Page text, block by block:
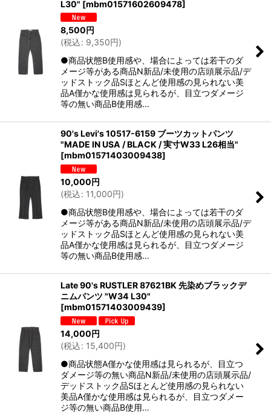
L30" [mbm01571602609478]
8,500円
(税込: 9,350円)
●商品状態B使用感や、場合によっては若干のダ
メージ等がある商品N新品/未使用の店頭展示品/デ
ッドストック品Sほとんど使用感の見られない美
品A僅かな使用感は見られるが、目立つダメージ
等の無い商品B使用感…
90's Levi's 10517-6159 ブーツカットパンツ
"MADE IN USA / BLACK / 実寸W33 L26相当"
[mbm01571403009438]
10,000円
(税込: 11,000円)
●商品状態B使用感や、場合によっては若干のダ
メージ等がある商品N新品/未使用の店頭展示品/デ
ッドストック品Sほとんど使用感の見られない美
品A僅かな使用感は見られるが、目立つダメージ
等の無い商品B使用感…
Late 90's RUSTLER 87621BK 先染めブラックデ
ニムパンツ "W34 L30"
[mbm01571403009439]
14,000円
(税込: 15,400円)
●商品状態A僅かな使用感は見られるが、目立つ
ダメージ等の無い商品N新品/未使用の店頭展示品/
デッドストック品Sほとんど使用感の見られない
美品A僅かな使用感は見られるが、目立つダメー
ジ等の無い商品B使用…